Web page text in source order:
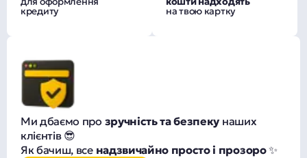
кредиту на твою картку
Ми дбаємо про зручність та безпеку наших
клієнтів 😎
Як бачиш, все надзвичайно просто і прозоро✨